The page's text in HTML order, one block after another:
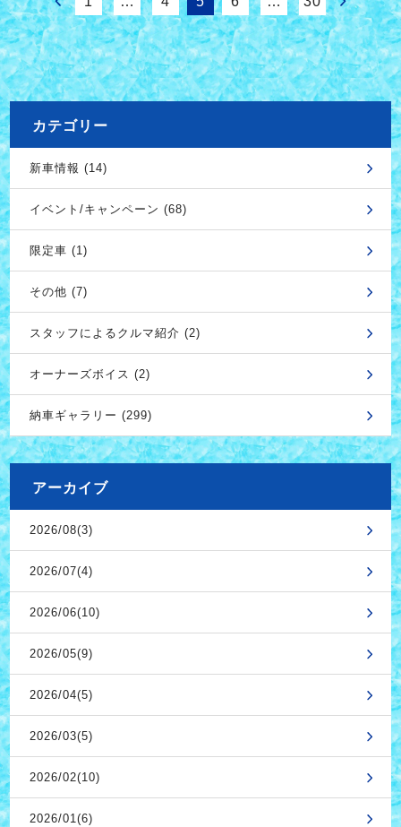
カテゴリー
新車情報 (14)
イベント/キャンペーン (68)
限定車 (1)
その他 (7)
スタッフによるクルマ紹介 (2)
オーナーズボイス (2)
納車ギャラリー (299)
アーカイブ
2026/08(3)
2026/07(4)
2026/06(10)
2026/05(9)
2026/04(5)
2026/03(5)
2026/02(10)
2026/01(6)